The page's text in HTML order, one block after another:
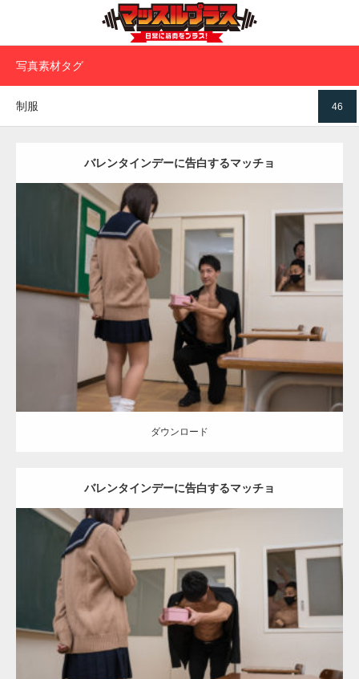
写真素材タグ
46
制服
バレンタインデーに告白するマッチョ
Update: 2022.01.28
バレンタインのマッチョ(学校) kaichan SOSUKE 外資系筋
肉 Kaori AKIHITO(細マッチョ)
ダウンロード
ダウンロード
バレンタインデーに告白するマッチョ
2022.01.28
Category: バレンタインのマッチョ(学校) kaichan
AKIHITO(細マッチ
SOSUKE 外資系筋肉 Kaori
ダウンロード